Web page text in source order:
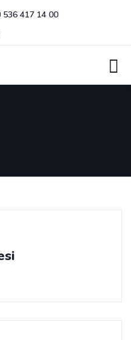
536 417 14 00